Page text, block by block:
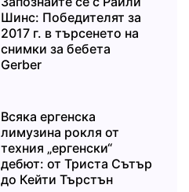
Шинс: Победителят за
2017 г. в търсенето на
снимки за бебета
Gerber
Всяка ергенска
лимузина рокля от
техния „ергенски“
дебют: от Триста Сътър
до Кейти Търстън